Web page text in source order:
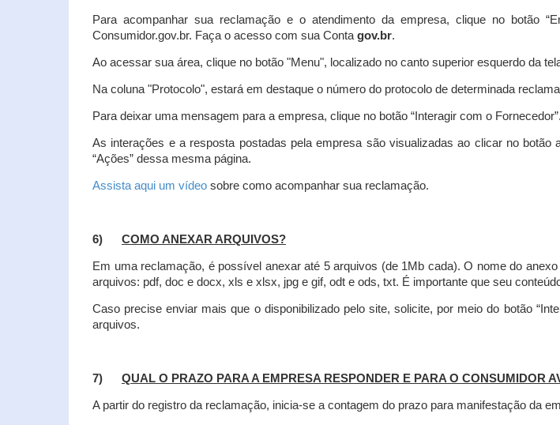
Para acompanhar sua reclamação e o atendimento da empresa, clique no botão
Consumidor.gov.br. Faça o acesso com sua Conta gov.br.
Ao acessar sua área, clique no botão "Menu", localizado no canto superior esquerdo da
Na coluna "Protocolo", estará em destaque o número do protocolo de determinada
Para deixar uma mensagem para a empresa, clique no botão “Interagir com o
As interações e a resposta postadas pela empresa são visualizadas ao clicar no botão
“Ações” dessa mesma página.
Assista aqui um vídeo sobre como acompanhar sua reclamação.
6) COMO ANEXAR ARQUIVOS?
Em uma reclamação, é possível anexar até 5 arquivos (de 1Mb cada). O nome do
arquivos: pdf, doc e docx, xls e xlsx, jpg e gif, odt e ods, txt. É importante que seu
Caso precise enviar mais que o disponibilizado pelo site, solicite, por meio do botão
arquivos.
7) QUAL O PRAZO PARA A EMPRESA RESPONDER E PARA O CONSUMIDOR
A partir do registro da reclamação, inicia-se a contagem do prazo para manifestação da